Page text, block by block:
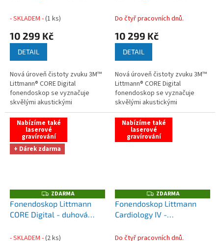
na fonendoskop Cardiopod
- SKLADEM -(1 ks)
10 299 Kč
DETAIL
Nová úroveň čistoty zvuku 3M™
Littmann® CORE Digital
fonendoskop se vyznačuje
skvělými akustickými
vlastnostmi....
na fonendoskop Cardiopod
Do čtyř pracovních dnů.
10 299 Kč
DETAIL
Nová úroveň čistoty zvuku 3M™
Littmann® CORE Digital
fonendoskop se vyznačuje
skvělými akustickými
vlastnostmi....
Nabízíme také
laserové
gravírování
+ Dárek zdarma
Z
D
A
R
ZDARMA
Fonendoskop Littmann
CORE Digital - duhová
na fonendoskop Cardiopod
- SKLADEM -(2 ks)
Nabízíme také
laserové
gravírování
Z
D
A
R
ZDARMA
Fonendoskop Littmann
Cardiology IV -
Do čtyř pracovních dnů.